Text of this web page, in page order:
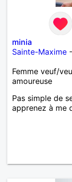
minia
Sainte-Maxime -
Femme veuf/
amoureuse
Pas simple de
apprenez à me